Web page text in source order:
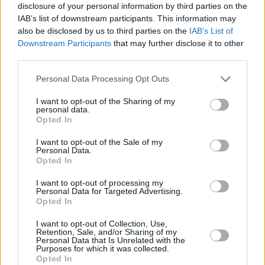
disclosure of your personal information by third parties on the
IAB’s list of downstream participants. This information may
also be disclosed by us to third parties on the IAB’s List of
Downstream Participants that may further disclose it to other
Please note that this website/app uses one or more Google
not limited to your visit or usage behaviour. You may click to
grant or deny consent to Google and its third-party tags to
use your data for below specified purposes in below Google
consent section.
Personal Data Processing Opt Outs
I want to opt-out of the Sharing of my
personal data.
Opted In
I want to opt-out of the Sale of my
Personal Data.
Opted In
I want to opt-out of processing my
Personal Data for Targeted Advertising.
Opted In
I want to opt-out of Collection, Use,
Retention, Sale, and/or Sharing of my
Personal Data that Is Unrelated with the
Purposes for which it was collected.
Opted In